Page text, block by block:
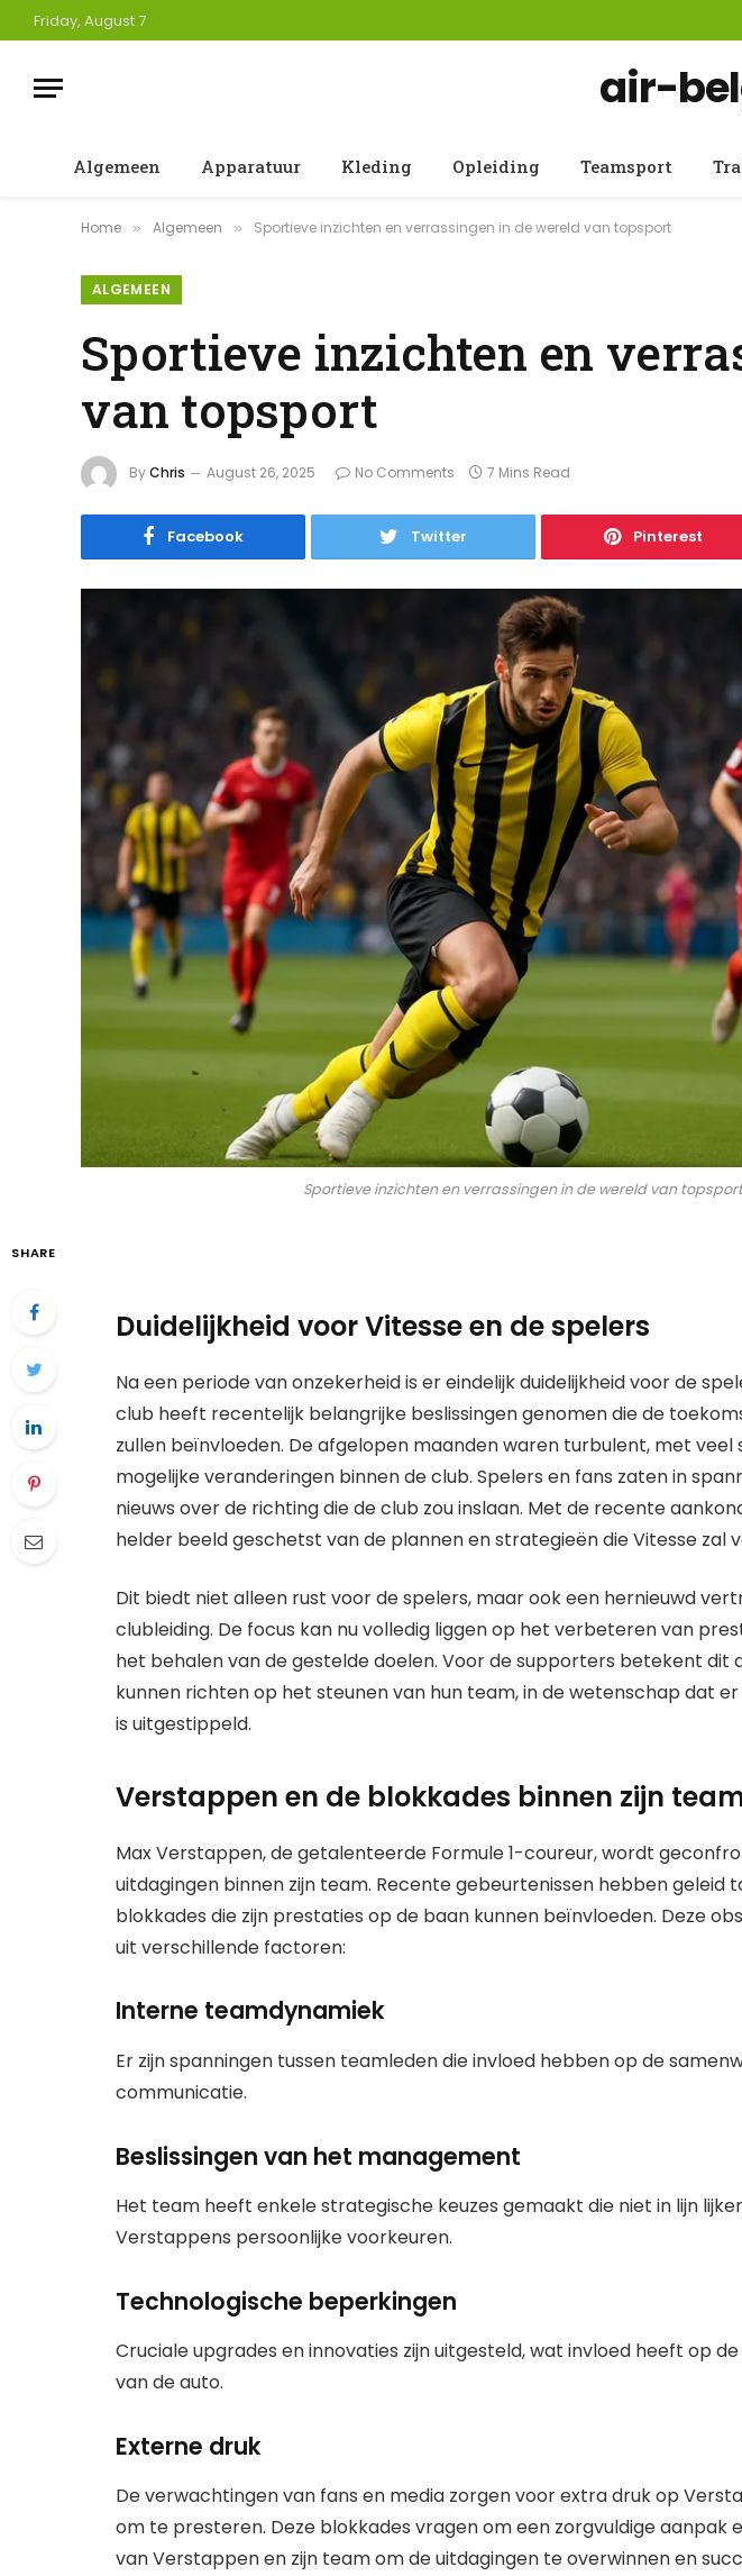
Friday, August 7
air-
Algemeen Apparatuur Kleding Opleiding Teamsport
Home » Algemeen » Sportieve inzichten en verrassingen in de wereld van topsport
ALGEMEEN
Sportieve inzichten en
van topsport
ByChris August 26, 2025 No Comments 7 Mins Read
Facebook Twitter Pinterest
Sportieve inzichten en verrassingen in de wereld van topsport
SHARE
Duidelijkheid voor Vitesse en de spelers
Na een periode van onzekerheid is er eindelijk duidelijkheid voor de
club heeft recentelijk belangrijke beslissingen genomen die de
zullen beïnvloeden. De afgelopen maanden waren turbulent, met veel
mogelijke veranderingen binnen de club. Spelers en fans zaten in
nieuws over de richting die de club zou inslaan. Met de recente
helder beeld geschetst van de plannen en strategieën die Vitesse zal
Dit biedt niet alleen rust voor de spelers, maar ook een hernieuwd
clubleiding. De focus kan nu volledig liggen op het verbeteren van
het behalen van de gestelde doelen. Voor de supporters betekent dit
kunnen richten op het steunen van hun team, in de wetenschap dat er
is uitgestippeld.
Verstappen en de blokkades binnen zijn
Max Verstappen, de getalenteerde Formule 1-coureur, wordt
uitdagingen binnen zijn team. Recente gebeurtenissen hebben geleid
blokkades die zijn prestaties op de baan kunnen beïnvloeden. Deze
uit verschillende factoren:
Interne teamdynamiek
Er zijn spanningen tussen teamleden die invloed hebben op de
communicatie.
Beslissingen van het management
Het team heeft enkele strategische keuzes gemaakt die niet in lijn
Verstappens persoonlijke voorkeuren.
Technologische beperkingen
Cruciale upgrades en innovaties zijn uitgesteld, wat invloed heeft op
van de auto.
Externe druk
De verwachtingen van fans en media zorgen voor extra druk op
om te presteren. Deze blokkades vragen om een zorgvuldige aanpak
van Verstappen en zijn team om de uitdagingen te overwinnen en